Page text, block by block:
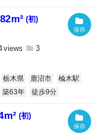
(初)
3
栃木県 鹿沼市
楡木駅
築63年 徒歩9分
(初)